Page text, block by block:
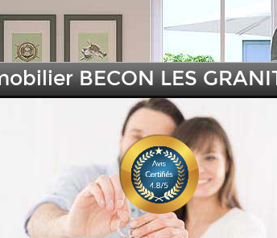
BECON LES
150 000